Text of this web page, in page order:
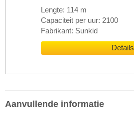
Lengte: 114 m
Capaciteit per uur: 2100
Fabrikant: Sunkid
Details
Aanvullende informatie